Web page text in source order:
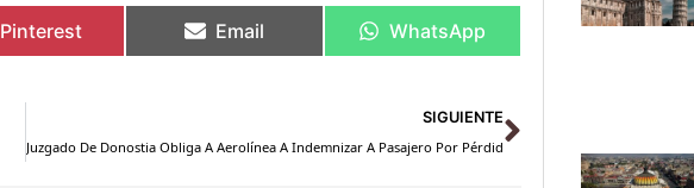
Pinterest Email WhatsApp
SIGUIENTE
Juzgado De Donostia Obliga A Aerolínea A Indemnizar A Pasajero Por Pérdida De Equipaje
Siguiente